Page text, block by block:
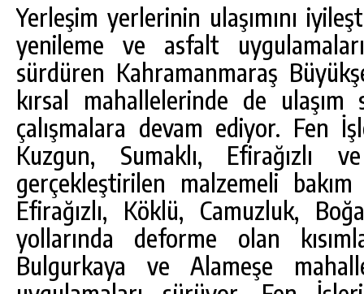
Yerleşim yerlerinin ulaşımını
yenileme ve asfalt
sürdüren Kahramanmaraş
kırsal mahallelerinde de ulaşım
çalışmalara devam ediyor. Fen
Kuzgun, Sumaklı, Efirağızlı
gerçekleştirilen malzemeli bakım
Efirağızlı, Köklü, Camuzluk,
yollarında deforme olan
Bulgurkaya ve Alameşe
GÖKSUN HAFIZLIK KIZ KUR’AN KURSU
ÖĞRENCILERINE DARENDE GEZISI.